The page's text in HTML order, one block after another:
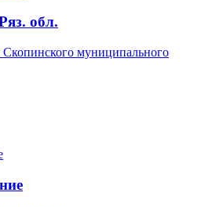
обл.
муниципального